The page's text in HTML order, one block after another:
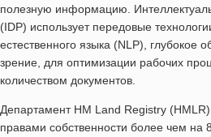
полезную информацию.
(IDP) использует передовые
естественного языка (NLP), глубокое
зрение, для оптимизации рабочих
количеством документов.
Департамент HM Land Registry (HMLR)
правами собственности более чем на